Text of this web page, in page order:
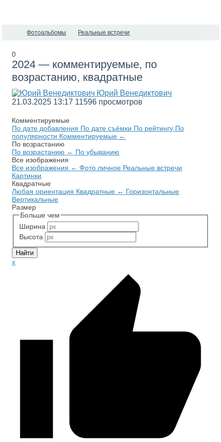
Фотоальбомы Реальные встречи
0
2024 — комментируемые, по
возрастанию, квадратные
Юрий Венедиктович
21.03.2025 13:17 11596 просмотров
Комментируемые
По дате добавления По дате съёмки По рейтингу По
популярности Комментируемые ←
По возрастанию
По возрастанию ← По убыванию
Все изображения
Все изображения ← Фото личное Реальные встречи
Картинки
Квадратные
Любая ориентация Квадратные ← Горизонтальные
Вертикальные
Размер
Больше чем
Ширина
Высота
x